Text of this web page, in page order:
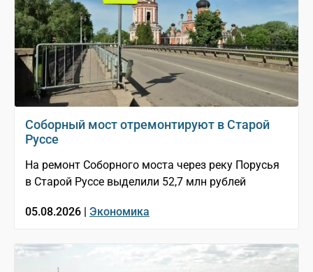
Соборный мост отремонтируют в Старой
Руссе
На ремонт Соборного моста через реку Порусья
в Старой Руссе выделили 52,7 млн рублей
05.08.2026 | Экономика